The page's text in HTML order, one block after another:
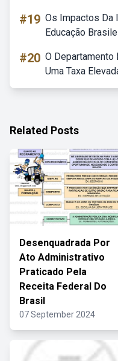
#19 Os Impactos Da
Educação
#20 O Departamento
Uma Taxa
Related Posts
Desenquadrada Por
Ato Administrativo
Praticado Pela
Receita Federal Do
Brasil
07 September 2024